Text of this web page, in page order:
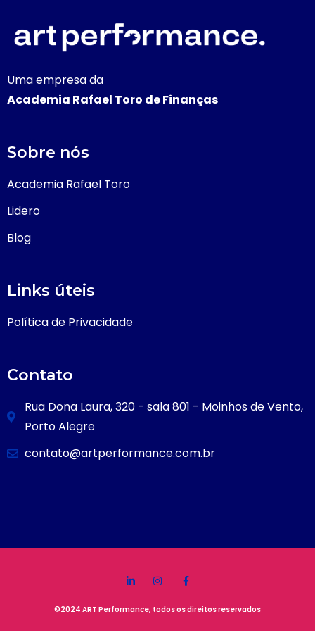
Uma empresa da
Academia Rafael Toro de Finanças
Sobre nós
Academia Rafael Toro
Lidero
Blog
Links úteis
Política de Privacidade
Contato
Rua Dona Laura, 320 - sala 801 - Moinhos de Vento,
Porto Alegre
contato@artperformance.com.br
©2024 ART Performance, todos os direitos reservados